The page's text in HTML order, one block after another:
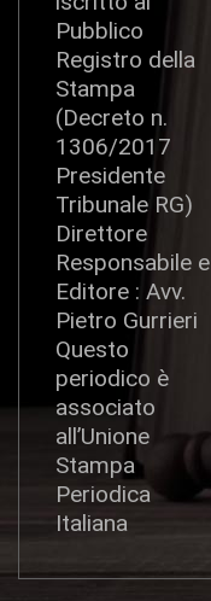
Pubblico
Registro della
Stampa
(Decreto n.
1306/2017
Presidente
Tribunale RG)
Direttore
Responsabile e
Editore : Avv.
Pietro Gurrieri
Questo
periodico è
associato
all’Unione
Stampa
Periodica
Italiana